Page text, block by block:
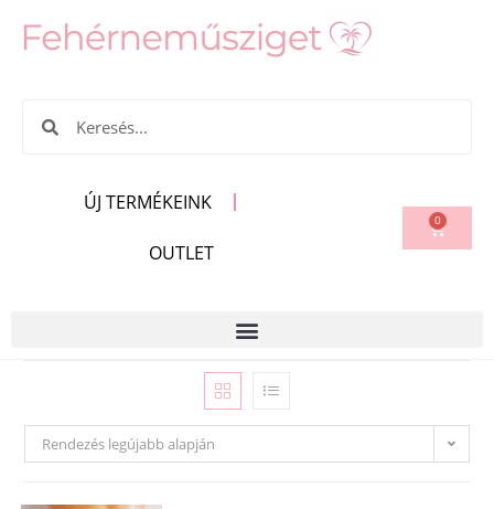
ÚJ TERMÉKEINK
OUTLET
0
Rendezés legújabb alapján